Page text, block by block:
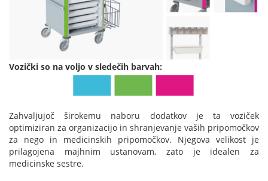
Vozički so na voljo v sledečih barvah:
Zahvaljujoč širokemu naboru dodatkov je ta voziček
optimiziran za organizacijo in shranjevanje vaših pripomočkov
za nego in medicinskih pripomočkov. Njegova velikost je
prilagojena majhnim ustanovam, zato je idealen za
medicinske sestre.